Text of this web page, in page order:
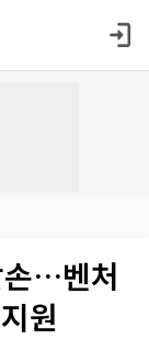
손…벤처
원